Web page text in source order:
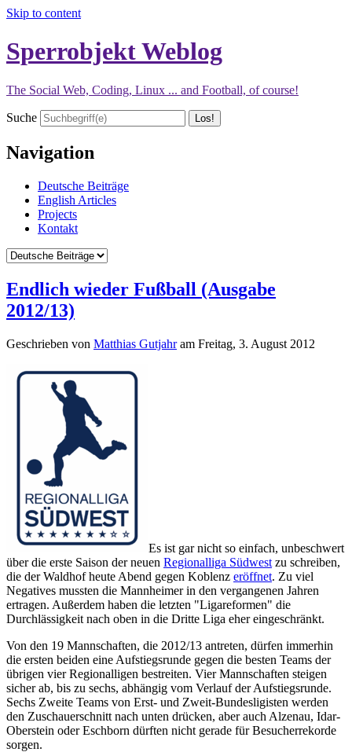
Skip to content
Sperrobjekt Weblog
The Social Web, Coding, Linux ... and Football, of course!
Suche
Navigation
Deutsche Beiträge
English Articles
Projects
Kontakt
Endlich wieder Fußball (Ausgabe
2012/13)
Geschrieben von Matthias Gutjahram Freitag, 3. August 2012
Es ist gar nicht so einfach, unbeschwert
über die erste Saison der neuen Regionalliga Südwest zu schreiben,
die der Waldhof heute Abend gegen Koblenz eröffnet. Zu viel
Negatives mussten die Mannheimer in den vergangenen Jahren
ertragen. Außerdem haben die letzten "Ligareformen" die
Durchlässigkeit nach oben in die Dritte Liga eher eingeschränkt.
Von den 19 Mannschaften, die 2012/13 antreten, dürfen immerhin
die ersten beiden eine Aufstiegsrunde gegen die besten Teams der
übrigen vier Regionalligen bestreiten. Vier Mannschaften steigen
sicher ab, bis zu sechs, abhängig vom Verlauf der Aufstiegsrunde.
Sechs Zweite Teams von Erst- und Zweit-Bundesligisten werden
den Zuschauerschnitt nach unten drücken, aber auch Alzenau, Idar-
Oberstein oder Eschborn dürften nicht gerade für Besucherrekorde
sorgen.